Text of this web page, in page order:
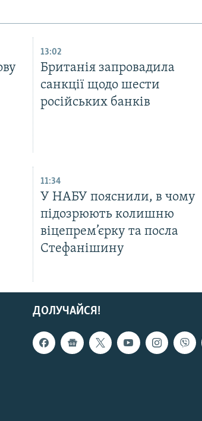
13:02
Британія запровадила
санкції щодо шести
російських банків
11:34
У НАБУ пояснили, в чому
підозрюють колишню
віцепрем’єрку та посла
Стефанішину
ДОЛУЧАЙСЯ!